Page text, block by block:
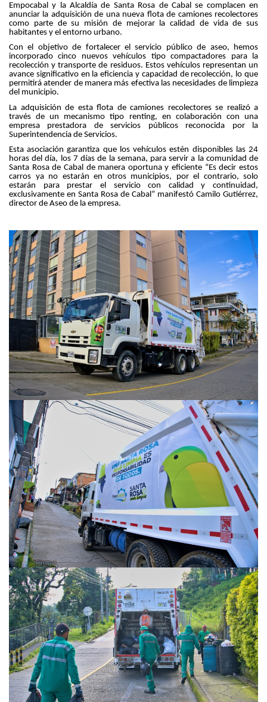
Empocabal y la Alcaldía de Santa Rosa de Cabal se complacen en
anunciar la adquisición de una nueva flota de camiones recolectores
como parte de su misión de mejorar la calidad de vida de sus
habitantes y el entorno urbano.
Con el objetivo de fortalecer el servicio público de aseo, hemos
incorporado cinco nuevos vehículos tipo compactadores para la
recolección y transporte de residuos. Estos vehículos representan un
avance significativo en la eficiencia y capacidad de recolección, lo que
permitirá atender de manera más efectiva las necesidades de limpieza
del municipio.
La adquisición de esta flota de camiones recolectores se realizó a
través de un mecanismo tipo renting, en colaboración con una
empresa prestadora de servicios públicos reconocida por la
Superintendencia de Servicios.
Esta asociación garantiza que los vehículos estén disponibles las 24
horas del día, los 7 días de la semana, para servir a la comunidad de
Santa Rosa de Cabal de manera oportuna y eficiente “Es decir estos
carros ya no estarán en otros municipios, por el contrario, solo
estarán para prestar el servicio con calidad y continuidad,
exclusivamente en Santa Rosa de Cabal” manifestó Camilo Gutiérrez,
director de Aseo de la empresa.